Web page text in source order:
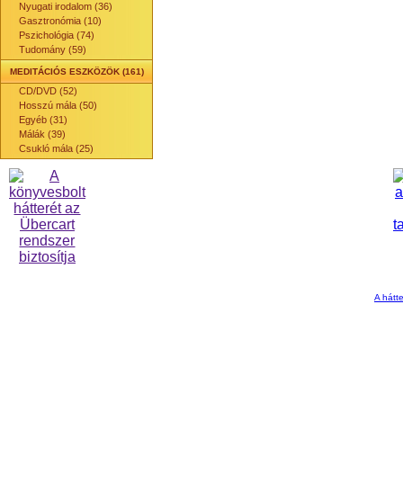
Nyugati irodalom (36)
Gasztronómia (10)
Pszichológia (74)
Tudomány (59)
MEDITÁCIÓS ESZKÖZÖK (161)
CD/DVD (52)
Hosszú mála (50)
Egyéb (31)
Málák (39)
Csukló mála (25)
A